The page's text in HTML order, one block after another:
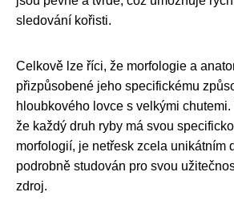
sledování kořisti.
Celkově lze říci, že morfologie a
přizpůsobené jeho specifickému
hloubkového lovce s velkými
že každý druh ryby má svou
morfologií, je netřesk zcela unikátním
podrobně studován pro svou
zdroj.